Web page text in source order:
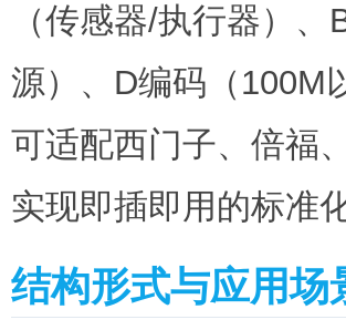
（传感器/执行器）
源）、D编码（100M
可适配西门子、倍福
实现即插即用的标准
结构形式与应用场